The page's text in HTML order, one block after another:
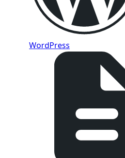
WordPress